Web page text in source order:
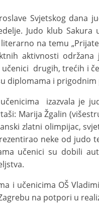
Svjetskog dana
Judo klub
na temu
aktivnosti održana
učenici drugih, trećih i
diplomama i prigodnim
izazvala je
Marija Žgalin
zlatni olimpijac,
neke od judo
učenici su dobili
i učenicima OŠ
na potpori u